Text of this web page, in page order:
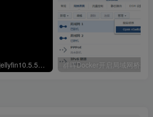
群晖Docker安装jellyfin10.5.5并开启硬解GPU解码 群晖Docker开启局域网桥接